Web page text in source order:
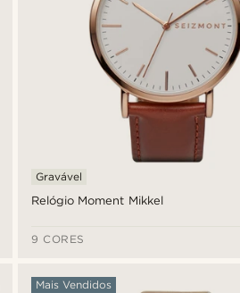
Relógio Moment Mikkel
Gravável
9 CORES
Mais Vendidos